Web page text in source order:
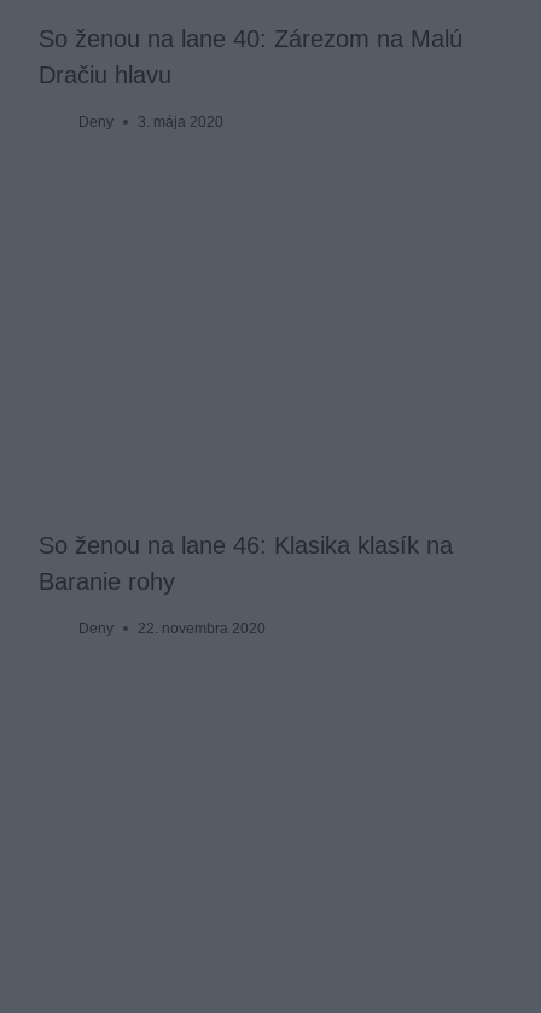
So ženou na lane 40: Zárezom na Malú
Dračiu hlavu
Deny 3. mája 2020
So ženou na lane 46: Klasika klasík na
Baranie rohy
Deny 22. novembra 2020